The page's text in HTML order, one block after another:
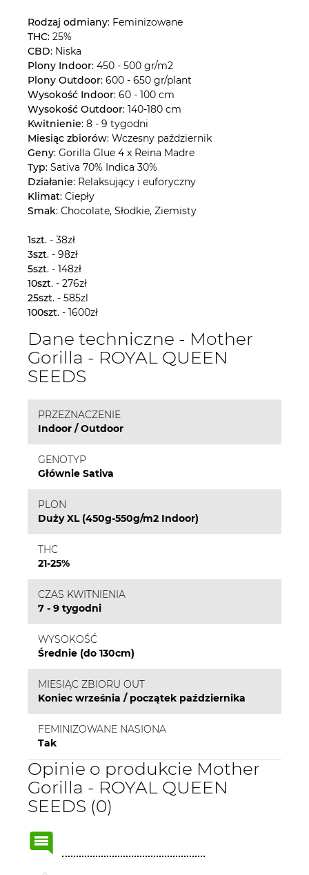
Rodzaj odmiany: Feminizowane
THC: 25%
CBD: Niska
Plony Indoor: 450 - 500 gr/m2
Plony Outdoor: 600 - 650 gr/plant
Wysokość Indoor: 60 - 100 cm
Wysokość Outdoor: 140-180 cm
Kwitnienie: 8 - 9 tygodni
Miesiąc zbiorów: Wczesny październik
Geny: Gorilla Glue 4 x Reina Madre
Typ: Sativa 70% Indica 30%
Działanie: Relaksujący i euforyczny
Klimat: Ciepły
Smak: Chocolate, Słodkie, Ziemisty
1szt. - 38zł
3szt. - 98zł
5szt. - 148zł
10szt. - 276zł
25szt. - 585zl
100szt. - 1600zł
Dane techniczne - Mother
Gorilla - ROYAL QUEEN
SEEDS
PRZEZNACZENIE
Indoor / Outdoor
GENOTYP
Głównie Sativa
PLON
Duży XL (450g-550g/m2 Indoor)
THC
21-25%
CZAS KWITNIENIA
7 - 9 tygodni
WYSOKOŚĆ
Średnie (do 130cm)
MIESIĄC ZBIORU OUT
Koniec września / początek października
FEMINIZOWANE NASIONA
Tak
Opinie o produkcie Mother
Gorilla - ROYAL QUEEN
SEEDS (0)